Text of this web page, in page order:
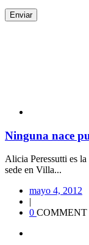
Ninguna nace
Alicia Peressutti es
sede en Villa...
mayo 4, 2012
|
0 COMMENT